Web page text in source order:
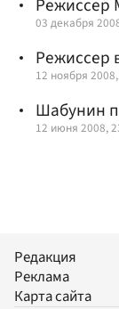
03 декабря
Режиссер
12 ноября
Шабунин
12 июня 2008,
Редакция
Реклама
Карта сайта